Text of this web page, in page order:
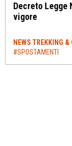
Decreto Legge
vigore
NEWS TREKKING
#SPOSTAMENTI